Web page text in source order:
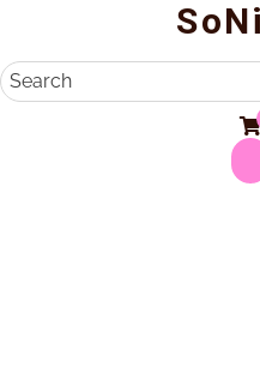
content
Search